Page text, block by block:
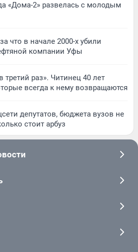
«Дома-2» развелась с молодым
что в начале 2000-х убили
компании Уфы
раз». Читинец 40 лет
всегда к нему возвращаются
депутатов, бюджета вузов не
стоит арбуз